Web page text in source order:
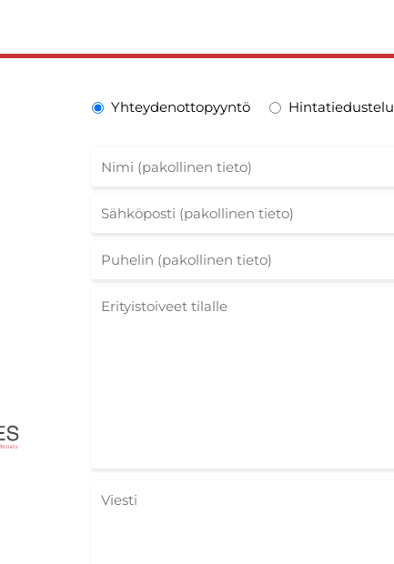
Yhteydenottopyyntö Hintatiedustelu